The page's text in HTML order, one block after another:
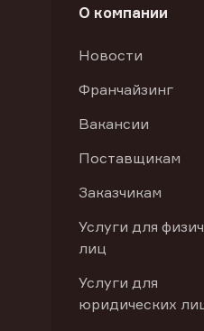
О компании
Новости
Франчайзинг
Вакансии
Поставщикам
Заказчикам
Услуги для
лиц
Услуги для
юридических